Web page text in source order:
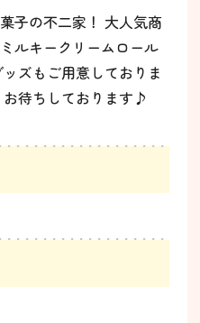
子の不二家！ 大人気商
ルキークリームロール
ズもご用意しておりま
待ちしております♪